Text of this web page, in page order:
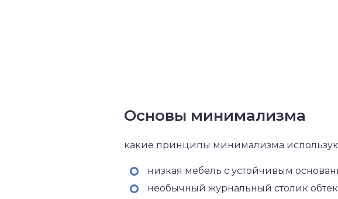
Основы минимализма
какие принципы минимализма
низкая мебель с устойчивым
необычный журнальный столик